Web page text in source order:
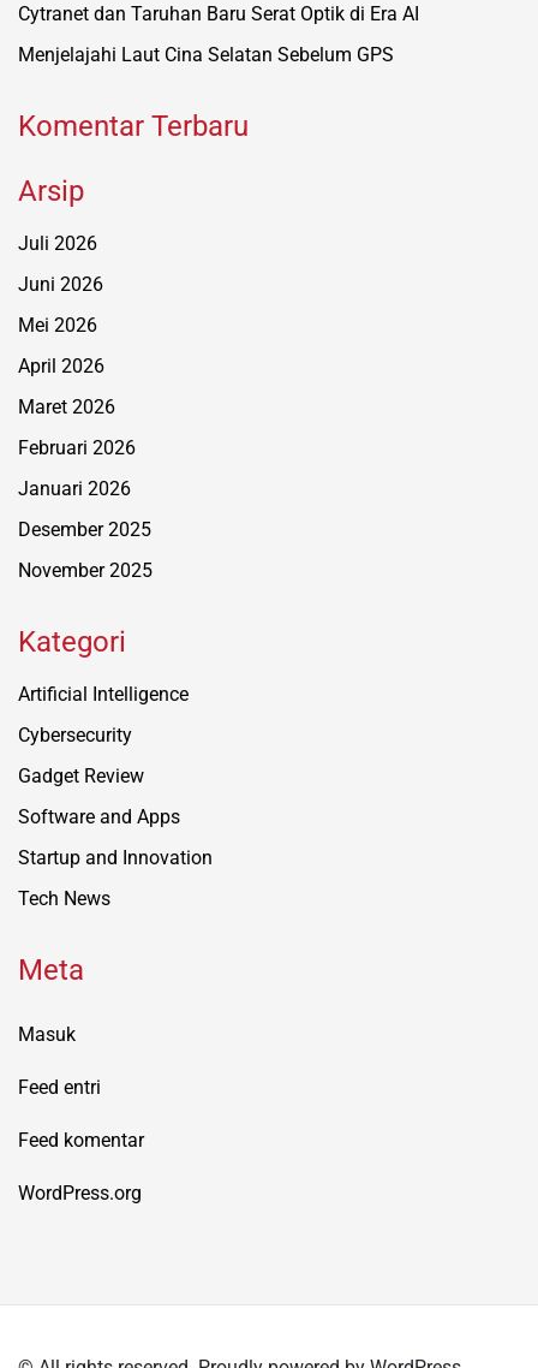
Cytranet dan Taruhan Baru Serat Optik di Era AI
Menjelajahi Laut Cina Selatan Sebelum GPS
Komentar Terbaru
Arsip
Juli 2026
Juni 2026
Mei 2026
April 2026
Maret 2026
Februari 2026
Januari 2026
Desember 2025
November 2025
Kategori
Artificial Intelligence
Cybersecurity
Gadget Review
Software and Apps
Startup and Innovation
Tech News
Meta
Masuk
Feed entri
Feed komentar
WordPress.org